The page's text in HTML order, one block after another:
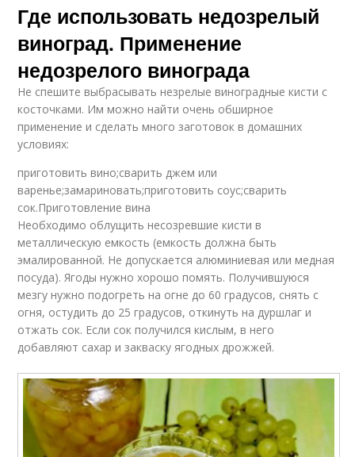
Где использовать недозрелый
виноград. Применение
недозрелого винограда
Не спешите выбрасывать незрелые виноградные кисти с
косточками. Им можно найти очень обширное
применение и сделать много заготовок в домашних
условиях:
приготовить вино;сварить джем или
варенье;замариновать;приготовить соус;сварить
сок.Приготовление вина
Необходимо облущить несозревшие кисти в
металлическую емкость (емкость должна быть
эмалированной. Не допускается алюминиевая или медная
посуда). Ягоды нужно хорошо помять. Получившуюся
мезгу нужно подогреть на огне до 60 градусов, снять с
огня, остудить до 25 градусов, откинуть на дуршлаг и
отжать сок. Если сок получился кислым, в него
добавляют сахар и закваску ягодных дрожжей.